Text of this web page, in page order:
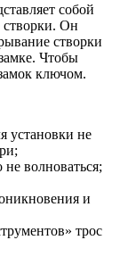
собой
створки. Он
створки
Чтобы
ключом.
установки не
волноваться;
и
трос